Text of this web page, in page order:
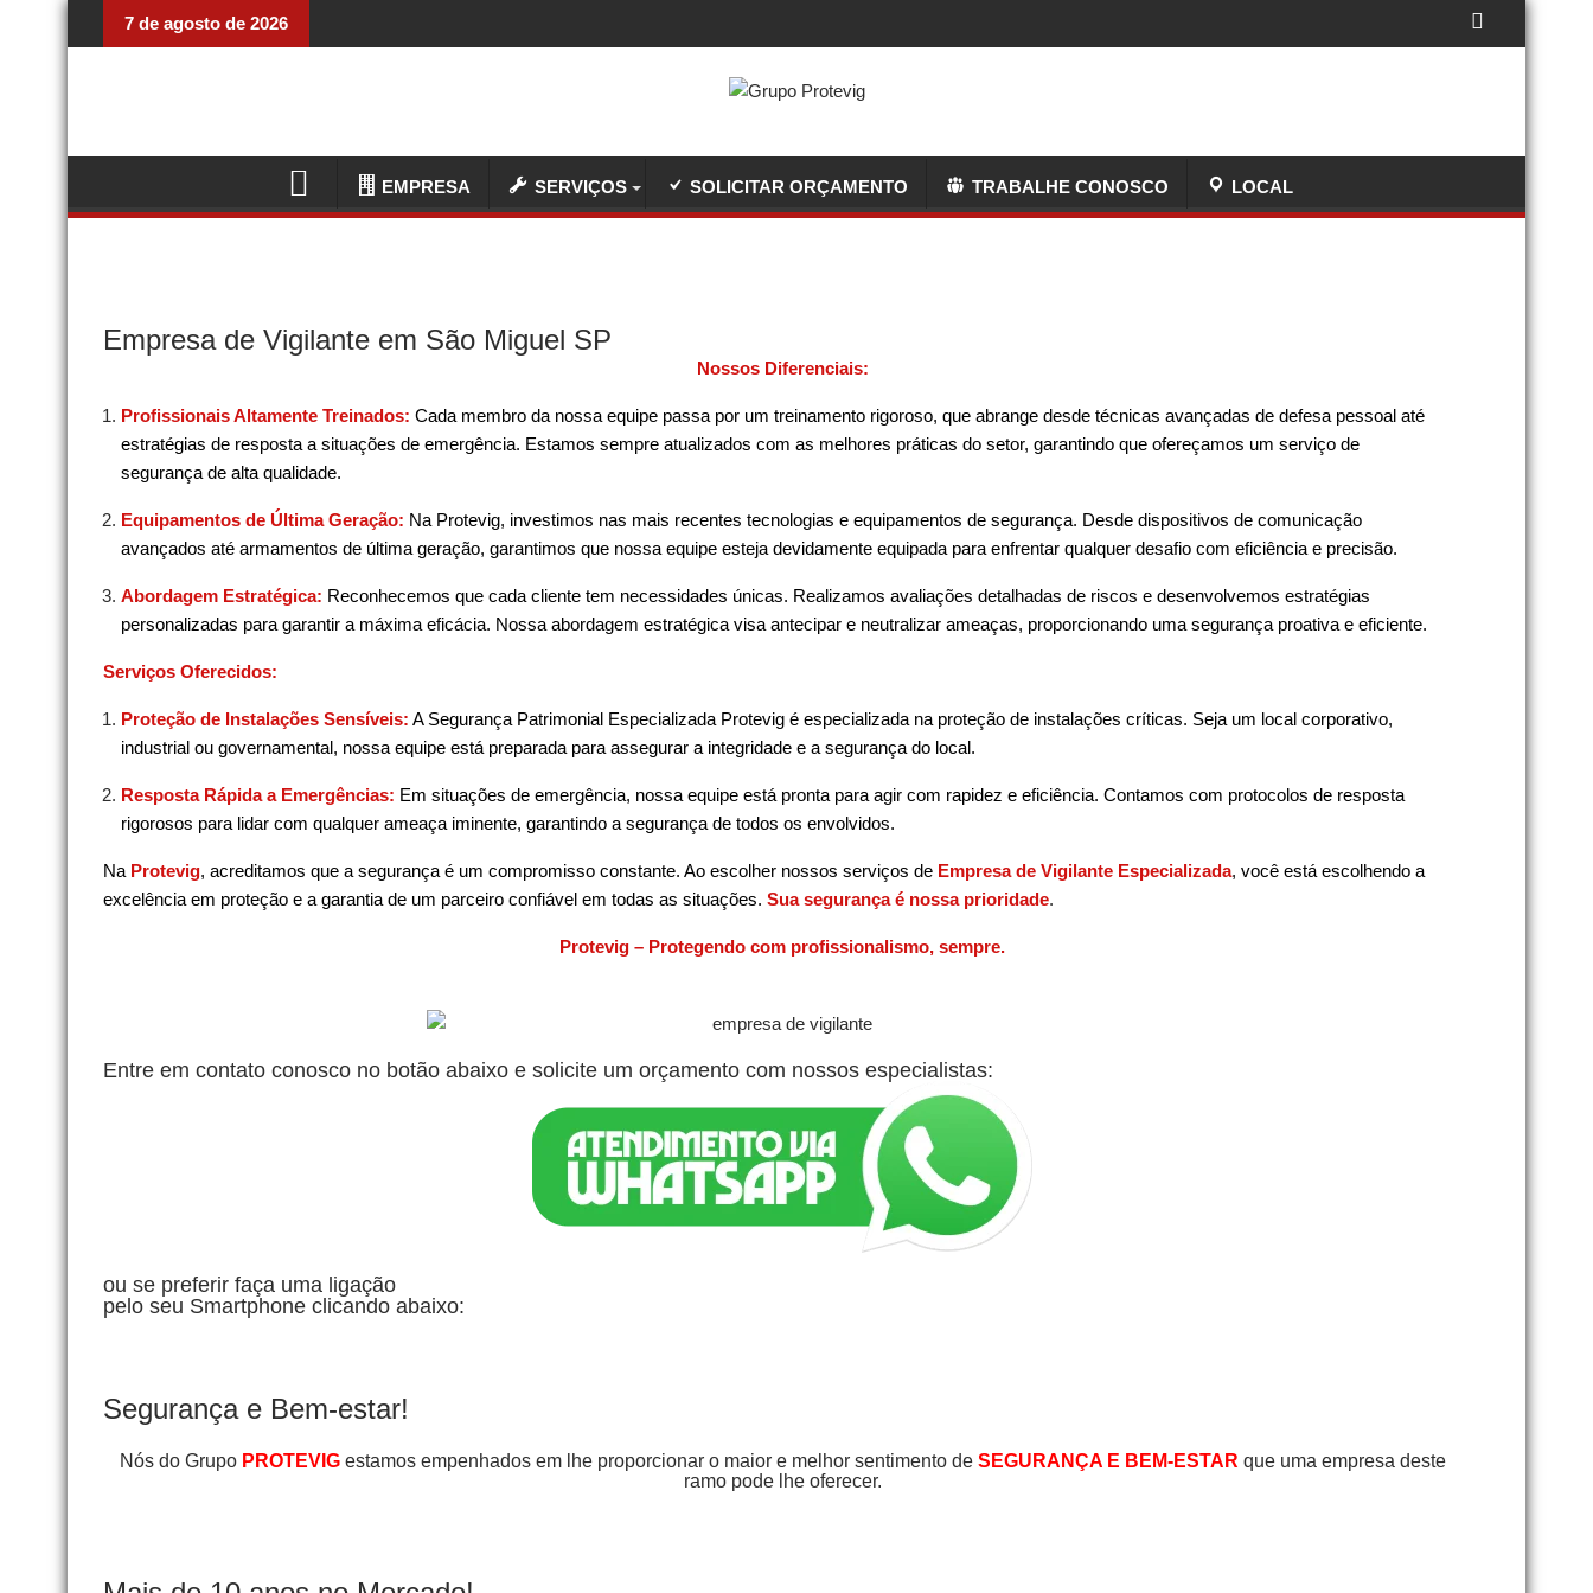
7 de agosto de 2026
EMPRESA SERVIÇOS SOLICITAR ORÇAMENTO TRABALHE CONOSCO LOCAL
Empresa de Vigilante em São Miguel SP
Nossos Diferenciais:
Profissionais Altamente Treinados: Cada membro da nossa equipe passa por um treinamento rigoroso, que abrange desde técnicas avançadas de defesa pessoal até
estratégias de resposta a situações de emergência. Estamos sempre atualizados com as melhores práticas do setor, garantindo que ofereçamos um serviço de
segurança de alta qualidade.
Equipamentos de Última Geração: Na Protevig, investimos nas mais recentes tecnologias e equipamentos de segurança. Desde dispositivos de comunicação
avançados até armamentos de última geração, garantimos que nossa equipe esteja devidamente equipada para enfrentar qualquer desafio com eficiência e precisão.
Abordagem Estratégica: Reconhecemos que cada cliente tem necessidades únicas. Realizamos avaliações detalhadas de riscos e desenvolvemos estratégias
personalizadas para garantir a máxima eficácia. Nossa abordagem estratégica visa antecipar e neutralizar ameaças, proporcionando uma segurança proativa e eficiente.
Serviços Oferecidos:
Proteção de Instalações Sensíveis: A Segurança Patrimonial Especializada Protevig é especializada na proteção de instalações críticas. Seja um local corporativo,
industrial ou governamental, nossa equipe está preparada para assegurar a integridade e a segurança do local.
Resposta Rápida a Emergências: Em situações de emergência, nossa equipe está pronta para agir com rapidez e eficiência. Contamos com protocolos de resposta
rigorosos para lidar com qualquer ameaça iminente, garantindo a segurança de todos os envolvidos.
Na Protevig, acreditamos que a segurança é um compromisso constante. Ao escolher nossos serviços de Empresa de Vigilante Especializada, você está escolhendo a
excelência em proteção e a garantia de um parceiro confiável em todas as situações. Sua segurança é nossa prioridade.
Protevig – Protegendo com profissionalismo, sempre.
Entre em contato conosco no botão abaixo e solicite um orçamento com nossos especialistas:
ou se preferir faça uma ligação
pelo seu Smartphone clicando abaixo:
Segurança e Bem-estar!
Nós do Grupo PROTEVIGestamos empenhados em lhe proporcionar o maior e melhor sentimento de SEGURANÇA E BEM-ESTAR que uma empresa deste
ramo pode lhe oferecer.